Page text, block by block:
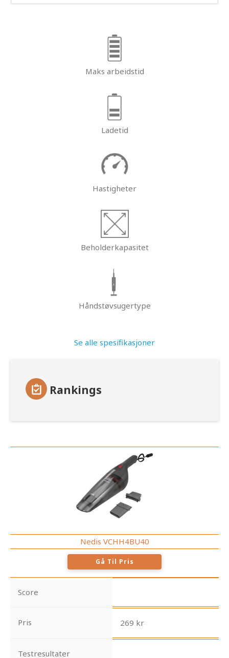
Maks arbeidstid
Ladetid
Hastigheter
Beholderkapasitet
Håndstøvsugertype
Se alle spesifikasjoner
Rankings
Nedis VCHH4BU40
Gå Til Pris
Score
Pris 269 kr
Testresultater